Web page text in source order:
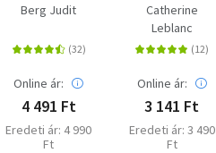
Berg Judit
Online ár:
4 491 Ft
Eredeti ár: 4 990
Ft
Catherine
Leblanc
Online ár:
3 141 Ft
Eredeti ár: 3 490
Ft